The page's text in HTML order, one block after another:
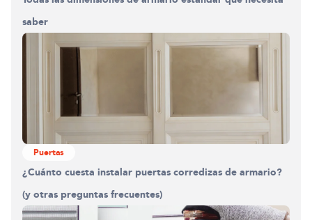
saber
Puertas
¿Cuánto cuesta instalar puertas corredizas de armario?
(y otras preguntas frecuentes)
Construyendo el
0%